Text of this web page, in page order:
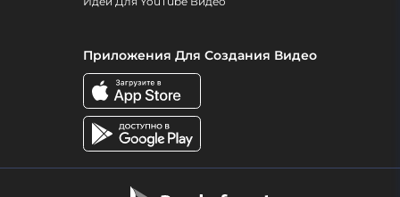
Приложения Для Создания Видео